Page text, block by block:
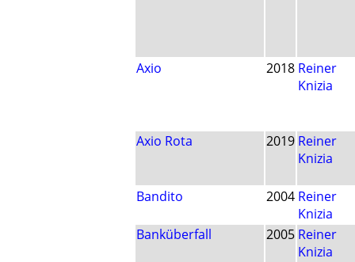
Axio 2018 Reiner
Knizia
Axio Rota 2019 Reiner
Knizia
Bandito 2004 Reiner
Knizia
Banküberfall
2005 Reiner
Knizia